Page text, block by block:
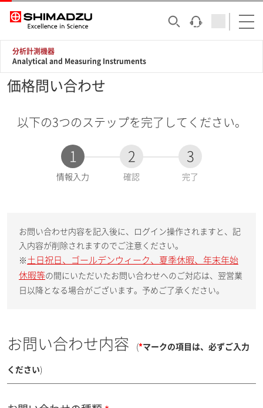
分析計測機器
Analytical and Measuring Instruments
価格問い合わせ
以下の3つのステップを完了してください。
1
現
情報入力
2
確認
3
完了
お問い合わせ内容を記入後に、ログイン操作されますと、記
入内容が削除されますのでご注意ください。
※ 土日祝日、ゴールデンウィーク、夏季休暇、年末年始
休暇等の間にいただいたお問い合わせへのご対応は、翌営業
日以降となる場合がございます。予めご了承ください。
お問い合わせ内容 (*マークの項目は、必ずご入力
ください)